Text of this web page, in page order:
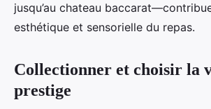
jusqu’au chateau
esthétique et sensorielle du repas.
Collectionner et choisir la
prestige